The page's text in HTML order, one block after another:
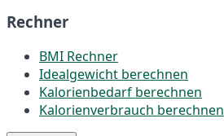
Rechner
BMI Rechner
Idealgewicht berechnen
Kalorienbedarf berechnen
Kalorienverbrauch berechnen